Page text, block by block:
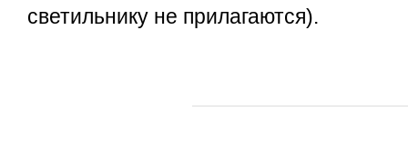
светильнику не прилагаются).